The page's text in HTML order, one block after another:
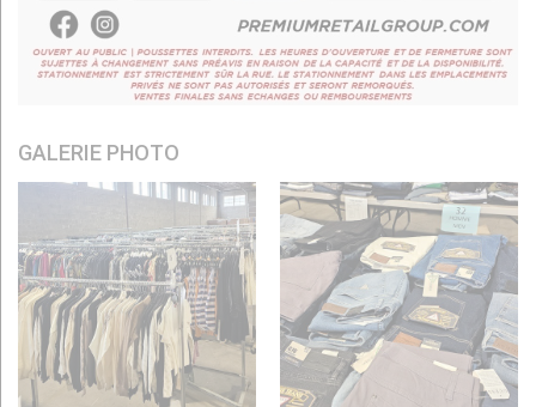
GALERIE PHOTO